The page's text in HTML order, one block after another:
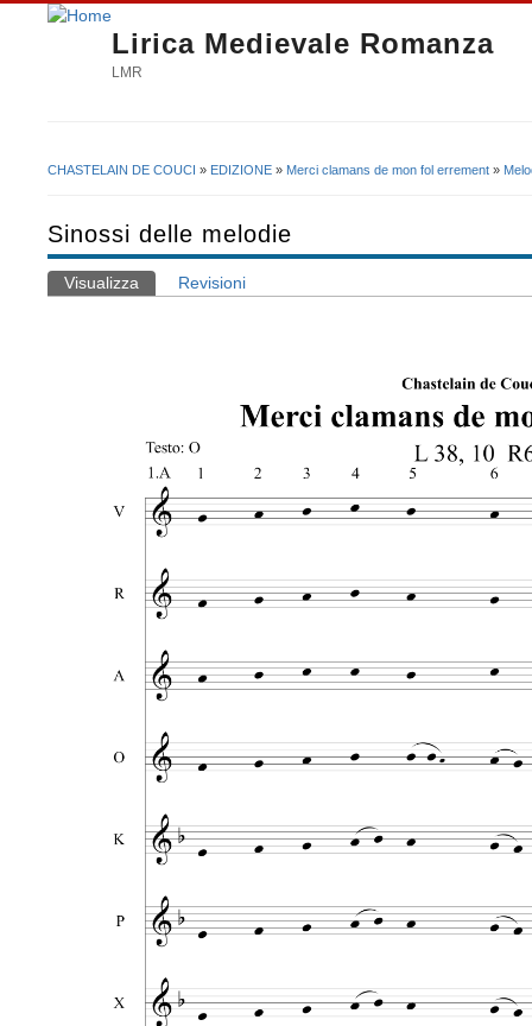
Lirica Medievale Romanza
LMR
CHASTELAIN DE COUCI » EDIZIONE » Merci clamans de mon fol errement »
Sinossi delle melodie
Schede primarie
Visualizza (scheda attiva)
Revisioni